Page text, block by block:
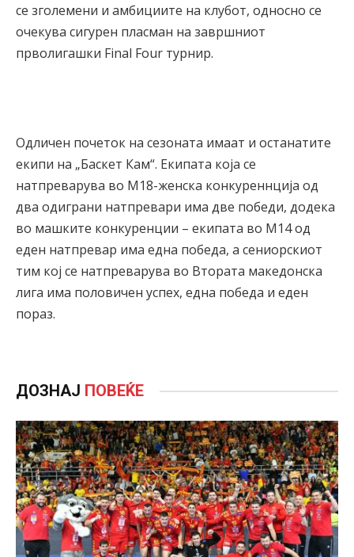
се зголемени и амбициите на клубот, односно се
очекува сигурен пласман на завршниот
прволигашки Final Four турнир.
Одличен почеток на сезоната имаат и останатите
екипи на „Баскет Кам“. Екипата која се
натпреварува во М18-женска конкуреннција од
два одиграни натпревари има две победи, додека
во машките конкуренции – екипата во М14 од
еден натпревар има една победа, а сениорскиот
тим кој се натпреварува во Втората македонска
лига има половичен успех, една победа и еден
пораз.
ДОЗНАЈ ПОВЕЌЕ